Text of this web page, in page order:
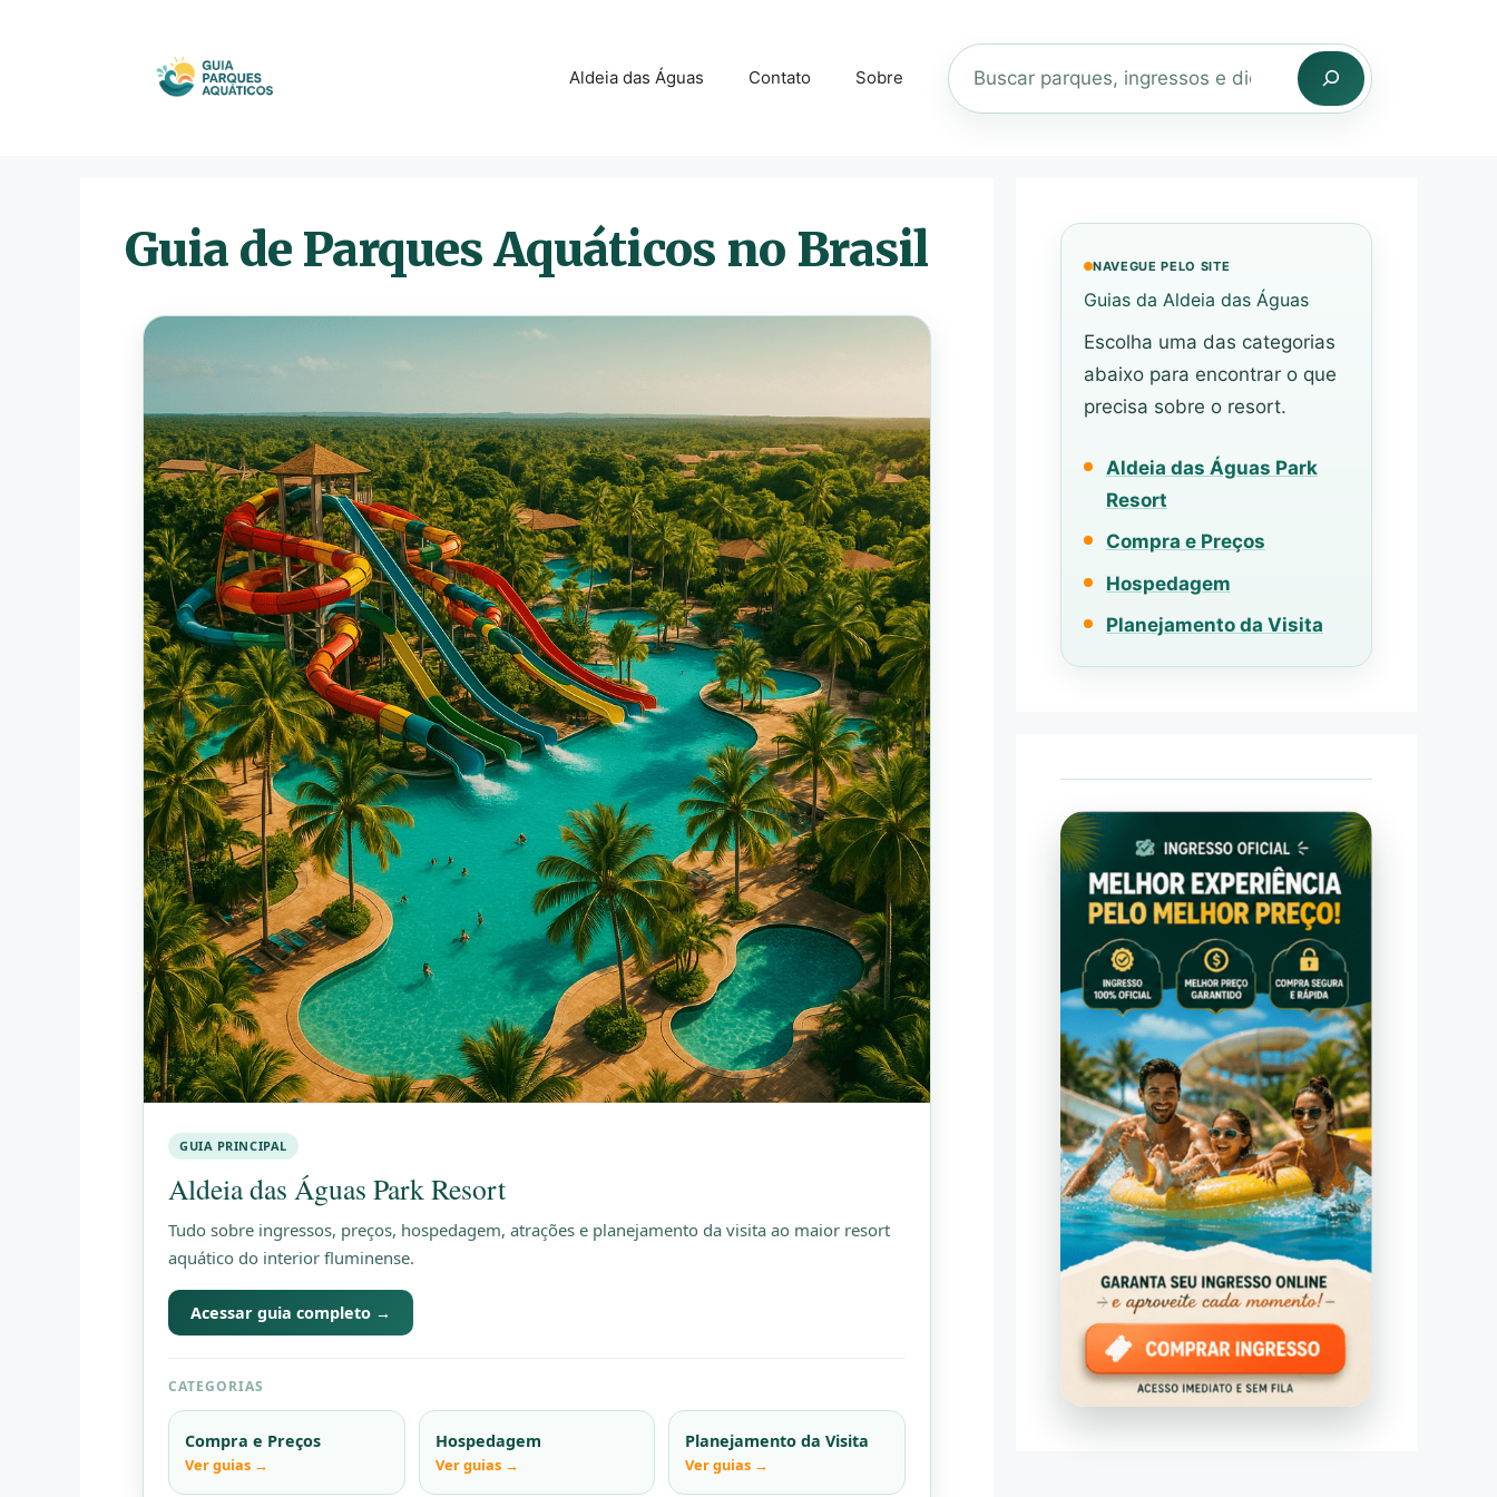
Aldeia das Águas Contato Sobre
Buscar
no
site
Guia de Parques Aquáticos no Brasil
GUIA PRINCIPAL
Aldeia das Águas Park Resort
Tudo sobre ingressos, preços, hospedagem, atrações e planejamento da visita ao maior resort
aquático do interior fluminense.
Acessar guia completo →
CATEGORIAS
Compra e Preços
Ver guias →
Hospedagem
Ver guias →
Planejamento da Visita
Ver guias →
NAVEGUE PELO SITE
Guias da Aldeia das Águas
Escolha uma das categorias
abaixo para encontrar o que
precisa sobre o resort.
Aldeia das Águas Park
Resort
Compra e Preços
Hospedagem
Planejamento da Visita